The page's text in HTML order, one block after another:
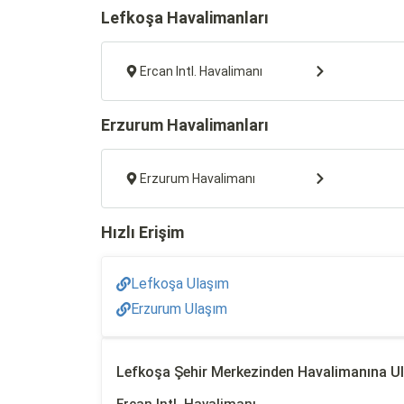
Lefkoşa Havalimanları
Ercan Intl. Havalimanı
Erzurum Havalimanları
Erzurum Havalimanı
Hızlı Erişim
Lefkoşa Ulaşım
Erzurum Ulaşım
Lefkoşa Şehir Merkezinden Havalimanına